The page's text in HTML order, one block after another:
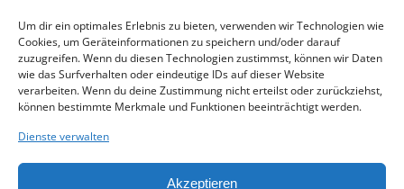
Um dir ein optimales Erlebnis zu bieten, verwenden wir Technologien wie
Cookies, um Geräteinformationen zu speichern und/oder darauf
zuzugreifen. Wenn du diesen Technologien zustimmst, können wir Daten
wie das Surfverhalten oder eindeutige IDs auf dieser Website
verarbeiten. Wenn du deine Zustimmung nicht erteilst oder zurückziehst,
können bestimmte Merkmale und Funktionen beeinträchtigt werden.
Dienste verwalten
Akzeptieren
Neues Webdesign (Launch)
Webdesign Umgestaltung (Relaunch)
Bessere Platzierungen (SEO)
Addresse:
Ostseewebagentur
Protaras (Famagusta)